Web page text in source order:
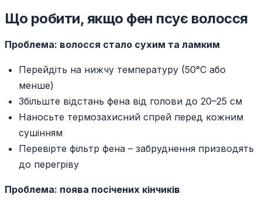
Що робити, якщо фен псує волосся
Проблема: волосся стало сухим та ламким
Перейдіть на нижчу температуру (50°C або
менше)
Збільште відстань фена від голови до 20–25 см
Наносьте термозахисний спрей перед кожним
сушінням
Перевірте фільтр фена – забруднення призводять
до перегріву
Проблема: поява посічених кінчиків